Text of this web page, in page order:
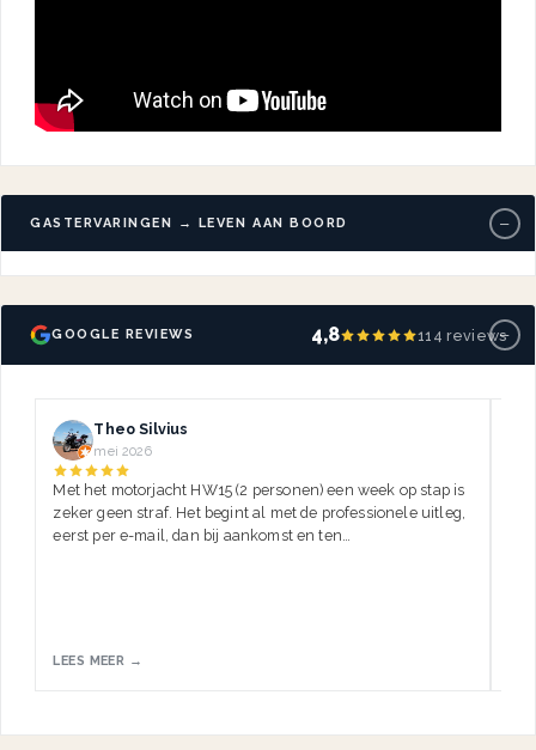
GOOGLE REVIEWS 4,8 114 reviews−
Theo Silvius
mei 2026
Met het motorjacht HW15 (2 personen) een week op stap is
zeker geen straf. Het begint al met de professionele uitleg,
eerst per e-mail, dan bij aankomst en ten…
LEES MEER →
GASTERVARINGEN → LEVEN AAN BOORD −